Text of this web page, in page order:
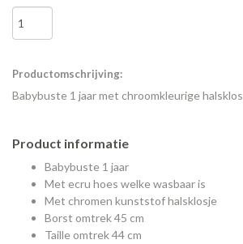
Productomschrijving:
Babybuste 1 jaar met chroomkleurige halsklos
Product informatie
Babybuste 1 jaar
Met ecru hoes welke wasbaar is
Met chromen kunststof halsklosje
Borst omtrek 45 cm
Taille omtrek 44 cm